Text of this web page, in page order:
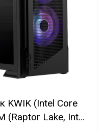
KWIK (Intel Core
(Raptor Lake, Intel